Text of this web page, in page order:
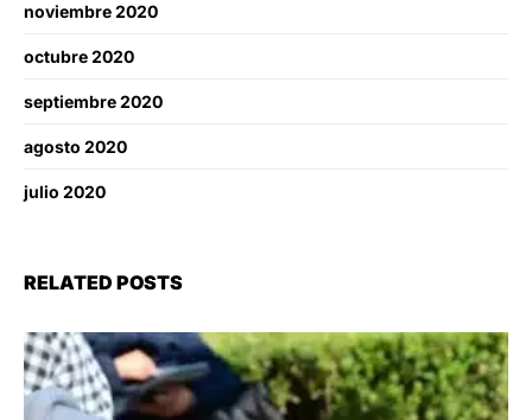
noviembre 2020
octubre 2020
septiembre 2020
agosto 2020
julio 2020
RELATED POSTS